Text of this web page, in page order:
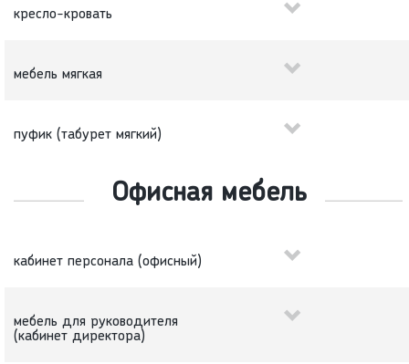
кресло-кровать
мебель мягкая
пуфик (табурет мягкий)
Офисная мебель
кабинет персонала (офисный)
мебель для руководителя
(кабинет директора)